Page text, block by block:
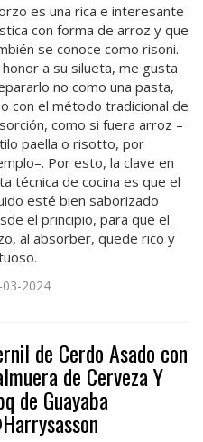
es una rica e interesante
con forma de arroz y que
se conoce como risoni.
honor a su silueta, me gusta
no como una pasta,
con el método tradicional de
como si fuera arroz –
paella o risotto, por
Por esto, la clave en
técnica de cocina es que el
esté bien saborizado
el principio, para que el
al absorber, quede rico y
03-2024
de Cerdo Asado con
de Cerveza Y
de Guayaba